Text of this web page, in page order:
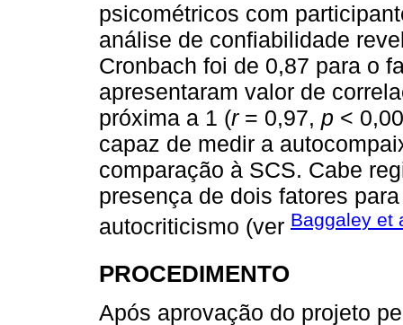
psicométricos com
análise de confiabilidade
Cronbach foi de 0,87 para o
apresentaram valor de
próxima a 1 (r= 0,97, p <
capaz de medir a
comparação à SCS. Cabe
presença de dois fatores
autocriticismo (ver Baggaley et
PROCEDIMENTO
Após aprovação do projeto